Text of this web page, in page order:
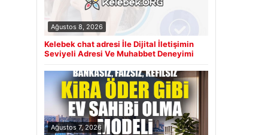
Ağustos 8, 2026
Kelebek chat adresi İle Dijital İletişimin
Seviyeli Adresi Ve Muhabbet Deneyimi
Ağustos 7, 2026